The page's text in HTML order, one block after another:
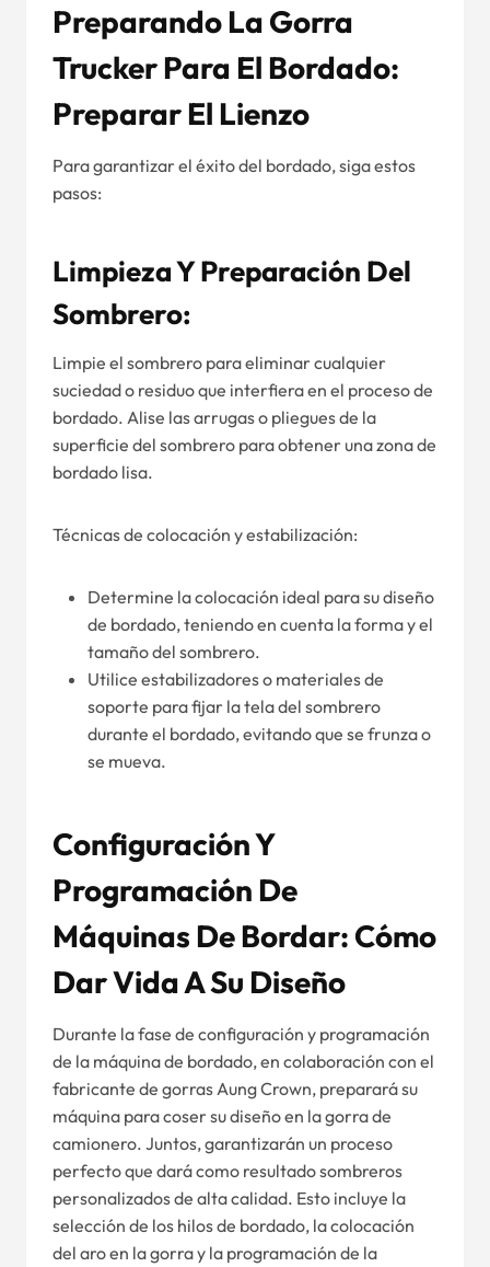
Preparando La Gorra
Trucker Para El Bordado:
Preparar El Lienzo
Para garantizar el éxito del bordado, siga estos
pasos:
Limpieza Y Preparación Del
Sombrero:
Limpie el sombrero para eliminar cualquier
suciedad o residuo que interfiera en el proceso de
bordado. Alise las arrugas o pliegues de la
superficie del sombrero para obtener una zona de
bordado lisa.
Técnicas de colocación y estabilización:
Determine la colocación ideal para su diseño
de bordado, teniendo en cuenta la forma y el
tamaño del sombrero.
Utilice estabilizadores o materiales de
soporte para fijar la tela del sombrero
durante el bordado, evitando que se frunza o
se mueva.
Configuración Y
Programación De
Máquinas De Bordar: Cómo
Dar Vida A Su Diseño
Durante la fase de configuración y programación
de la máquina de bordado, en colaboración con el
fabricante de gorras Aung Crown, preparará su
máquina para coser su diseño en la gorra de
camionero. Juntos, garantizarán un proceso
perfecto que dará como resultado sombreros
personalizados de alta calidad. Esto incluye la
selección de los hilos de bordado, la colocación
del aro en la gorra y la programación de la